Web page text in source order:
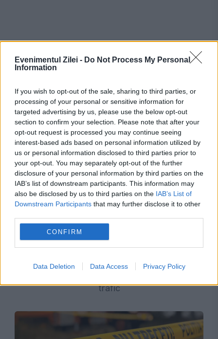
Evenimentul Zilei - Do Not Process My Personal
Information
If you wish to opt-out of the sale, sharing to third parties, or
processing of your personal or sensitive information for
targeted advertising by us, please use the below opt-out
section to confirm your selection. Please note that after your
opt-out request is processed you may continue seeing
interest-based ads based on personal information utilized by
us or personal information disclosed to third parties prior to
your opt-out. You may separately opt-out of the further
disclosure of your personal information by third parties on the
IAB’s list of downstream participants. This information may
also be disclosed by us to third parties on the IAB’s List of
Downstream Participants that may further disclose it to other
CONFIRM
Data Deletion Data Access Privacy Policy
Recomandările noastre
SOCIAL
Trafic blocat pe A1. O mașină a luat foc în
trafic